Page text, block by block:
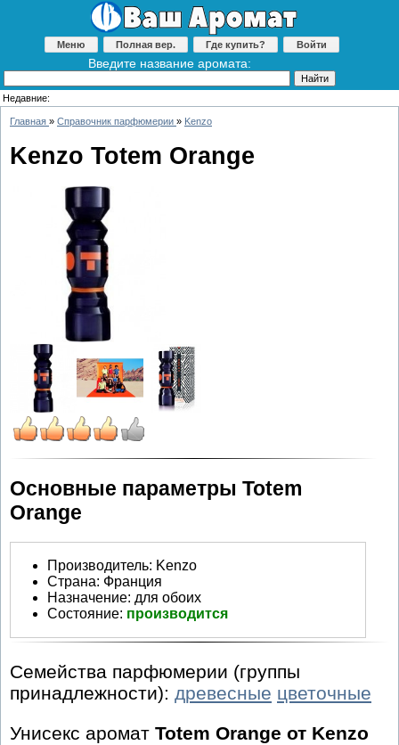
Меню Полная вер. Где купить? Войти
Введите название аромата:
Недавние:
Главная » Справочник парфюмерии » Kenzo
Kenzo Totem Orange
Основные параметры Totem
Orange
Производитель: Kenzo
Страна: Франция
Назначение: для обоих
Состояние: производится
Семейства парфюмерии (группы
принадлежности): древесные цветочные
Унисекс аромат Totem Orange от Kenzo